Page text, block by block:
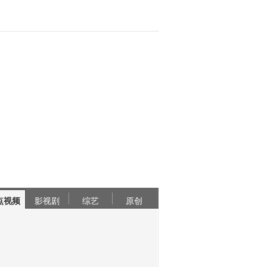
视频 影视剧 综艺 原创